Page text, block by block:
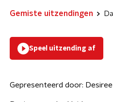
Gemiste uitzendingen
Speel uitzending af
Gepresenteerd door: